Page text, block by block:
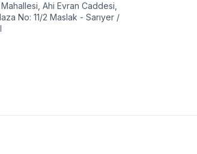
Ahi Evran Caddesi,
No: 11/2 Maslak - Sarıyer /